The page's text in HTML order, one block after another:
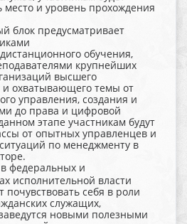
и уровень прохождения
блок предусматривает
обучения,
крупнейших
высшего
и охватывающего темы от
управления, создания и
до права и цифровой
этапе участникам будут
от опытных управленцев и
по менеджменту в
федеральных и
исполнительной власти
себя в роли
служащих,
новыми полезными